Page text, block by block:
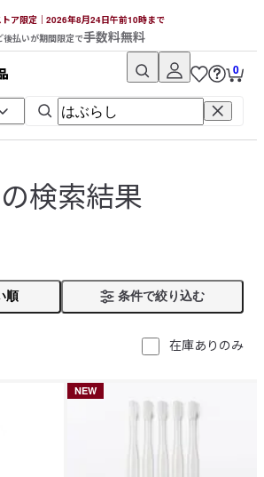
トア限定｜2026年8月24日午前10時まで
後払いが期間限定で手数料無料
0
の検索結果
順 条件で絞り込む
在庫ありのみ
NEW